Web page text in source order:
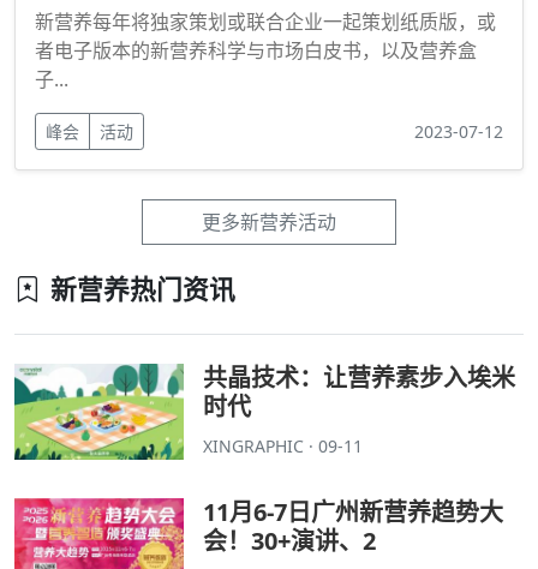
新营养每年将独家策划或联合企业一起策划纸质版，或
者电子版本的新营养科学与市场白皮书，以及营养盒
子...
峰会 活动 2023-07-12
更多新营养活动
新营养热门资讯
共晶技术：让营养素步入埃米
时代
XINGRAPHIC · 09-11
11月6-7日广州新营养趋势大
会！30+演讲、2